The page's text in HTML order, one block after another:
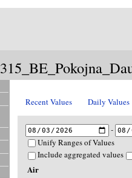
Recent Values Daily Values
-
Unify Ranges of Values
Include aggregated values
Air